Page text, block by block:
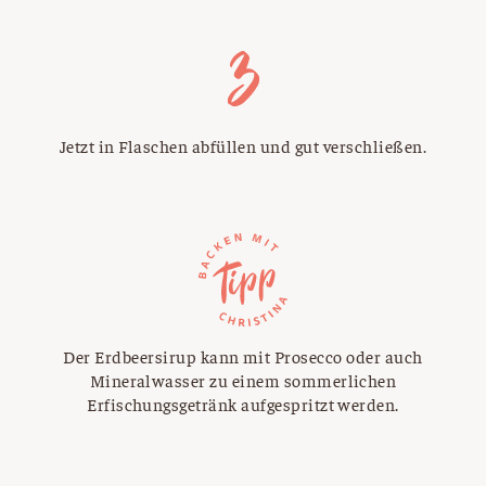
Jetzt in Flaschen abfüllen und gut verschließen.
Der Erdbeersirup kann mit Prosecco oder auch
Mineralwasser zu einem sommerlichen
Erfischungsgetränk aufgespritzt werden.